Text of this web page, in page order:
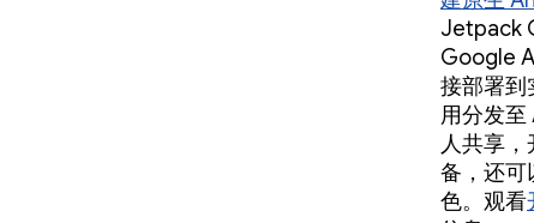
Jetpack
Google
接部署到
用分发
人共享
备，还可
色。观看